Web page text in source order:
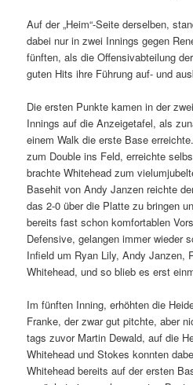
Auf der „Heim“-Seite derselben,
dabei nur in zwei Innings gegen
fünften, als die Offensivabteilung
guten Hits ihre Führung auf- und
Die ersten Punkte kamen in der
Innings auf die Anzeigetafel, als
einem Walk die erste Base
zum Double ins Feld, erreichte
brachte Whitehead zum
Basehit von Andy Janzen reichte
das 2-0 über die Platte zu bringen
bereits fast schon komfortablen
Defensive, gelangen immer wieder
Infield um Ryan Lily, Andy Janzen,
Whitehead, und so blieb es erst
Im fünften Inning, erhöhten die
Franke, der zwar gut pitchte, aber
tags zuvor Martin Dewald, auf die
Whitehead und Stokes konnten
Whitehead bereits auf der ersten